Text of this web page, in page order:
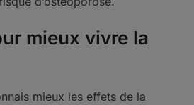
mieux vivre la
mieux les effets de la